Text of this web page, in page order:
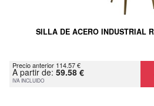
SILLA DE ACERO INDUSTRIAL
Precio anterior 114.57 €
A partir de: 59.58 €
IVA INCLUIDO